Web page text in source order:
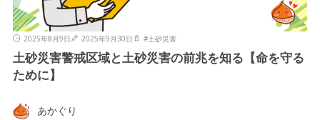
2025年8月9日 2025年9月30日 #土砂災害
土砂災害警戒区域と土砂災害の前兆を知る【命を守る
ために】
あかぐり